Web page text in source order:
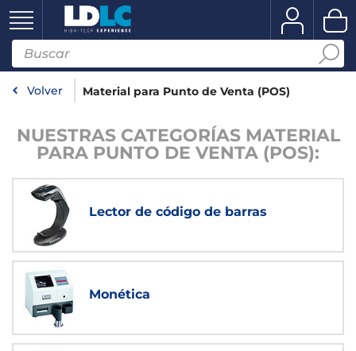
Volver Material para Punto de Venta (POS)
NUESTRAS CATEGORÍAS MATERIAL
PARA PUNTO DE VENTA (POS):
Lector de código de barras
Monética